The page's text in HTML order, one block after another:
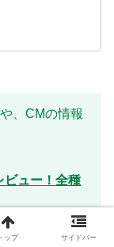
、CMの情報
ビュー！全種
！カロリーや
トップ サイドバー